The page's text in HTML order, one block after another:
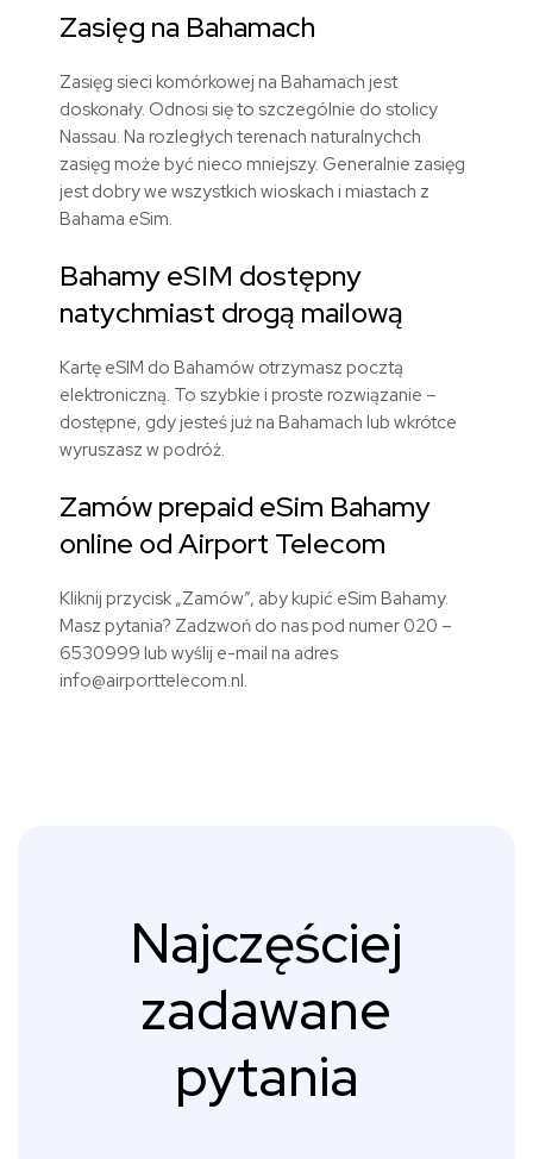
Zasięg na Bahamach
Zasięg sieci komórkowej na Bahamach jest
doskonały. Odnosi się to szczególnie do stolicy
Nassau. Na rozległych terenach naturalnychch
zasięg może być nieco mniejszy. Generalnie zasięg
jest dobry we wszystkich wioskach i miastach z
Bahama eSim.
Bahamy eSIM dostępny
natychmiast drogą mailową
Kartę eSIM do Bahamów otrzymasz pocztą
elektroniczną. To szybkie i proste rozwiązanie –
dostępne, gdy jesteś już na Bahamach lub wkrótce
wyruszasz w podróż.
Zamów prepaid eSim Bahamy
online od Airport Telecom
Kliknij przycisk „Zamów”, aby kupić eSim Bahamy.
Masz pytania? Zadzwoń do nas pod numer 020 –
6530999 lub wyślij e-mail na adres
info@airporttelecom.nl.
Najczęściej
zadawane
pytania